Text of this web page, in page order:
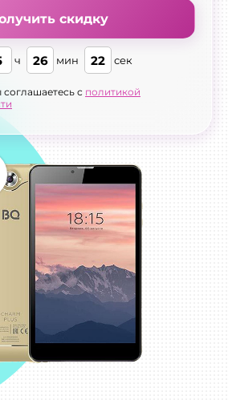
скидку
ч 26 мин 21 сек
с политикой